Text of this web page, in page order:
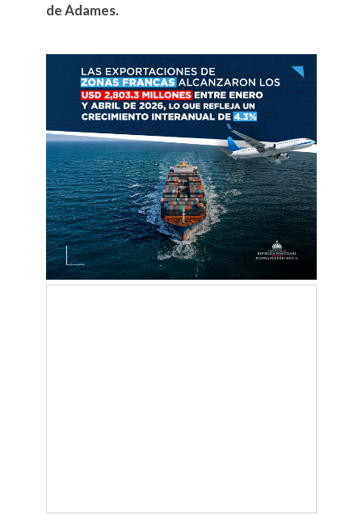
de Adames.